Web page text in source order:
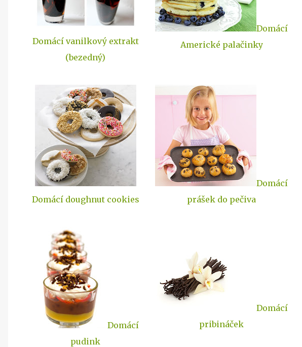
Domácí vanilkový extrakt
(bezedný)
Domácí
Americké palačinky
Domácí doughnut cookies
Domácí
prášek do pečiva
Domácí
pudink
Domácí
pribináček